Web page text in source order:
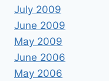
July 2009
June 2009
May 2009
June 2006
May 2006